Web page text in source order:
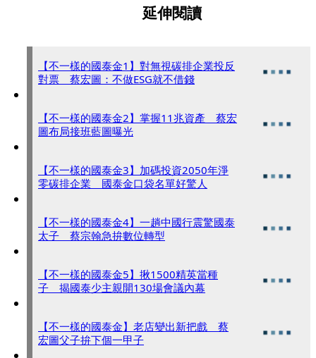
延伸閱讀
【不一樣的國泰金1】對無視碳排企業投反
對票 蔡宏圖：不做ESG就不借錢
【不一樣的國泰金2】掌握11兆資產 蔡宏
圖布局接班藍圖曝光
【不一樣的國泰金3】加碼投資2050年淨
零碳排企業 國泰金口袋名單好驚人
【不一樣的國泰金4】一趟中國行震驚國泰
太子 蔡宗翰急拚數位轉型
【不一樣的國泰金5】揪1500精英當種
子 揭國泰少主親開130場會議內幕
【不一樣的國泰金】老店變出新把戲 蔡
宏圖父子拚下個一甲子